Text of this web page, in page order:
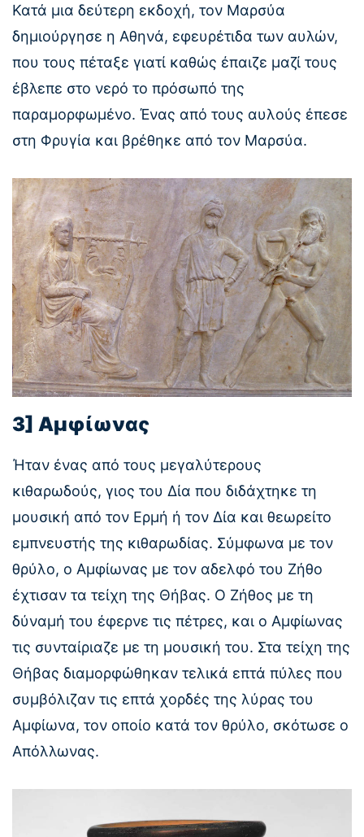
Κατά μια δεύτερη εκδοχή, τον Μαρσύα
δημιούργησε η Αθηνά, εφευρέτιδα των αυλών,
που τους πέταξε γιατί καθώς έπαιζε μαζί τους
έβλεπε στο νερό το πρόσωπό της
παραμορφωμένο. Ένας από τους αυλούς έπεσε
στη Φρυγία και βρέθηκε από τον Μαρσύα.
3] Αμφίωνας
Ήταν ένας από τους μεγαλύτερους
κιθαρωδούς, γιος του Δία που διδάχτηκε τη
μουσική από τον Ερμή ή τον Δία και θεωρείτο
εμπνευστής της κιθαρωδίας. Σύμφωνα με τον
θρύλο, ο Αμφίωνας με τον αδελφό του Ζήθο
έχτισαν τα τείχη της Θήβας. Ο Ζήθος με τη
δύναμή του έφερνε τις πέτρες, και ο Αμφίωνας
τις συνταίριαζε με τη μουσική του. Στα τείχη της
Θήβας διαμορφώθηκαν τελικά επτά πύλες που
συμβόλιζαν τις επτά χορδές της λύρας του
Αμφίωνα, τον οποίο κατά τον θρύλο, σκότωσε ο
Απόλλωνας.